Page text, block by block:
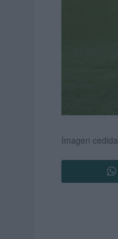
Imagen cedida